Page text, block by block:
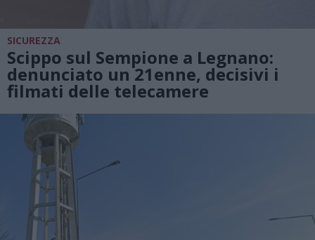
SICUREZZA
Scippo sul Sempione a Legnano:
denunciato un 21enne, decisivi i
filmati delle telecamere